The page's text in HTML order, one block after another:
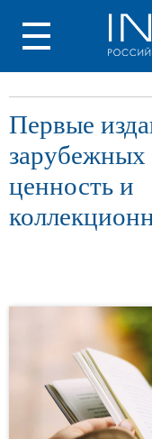
Первые
зарубежных
ценность и